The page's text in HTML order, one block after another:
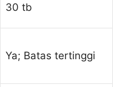
30 tb
Ya; Batas tertinggi